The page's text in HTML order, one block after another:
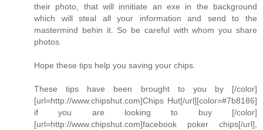
their photo, that will innitiate an exe in the background
which will steal all your information and send to the
mastermind behin it. So be careful with whom you share
photos.
Hope these tips help you saving your chips.
These tips have been brought to you by [/color]
[url=http://www.chipshut.com]Chips Hut[/url][color=#7b8186]
if you are looking to buy [/color]
[url=http://www.chipshut.com]facebook poker chips[/url],